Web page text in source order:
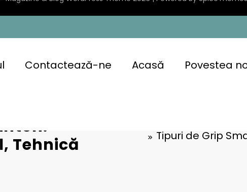
Contactează-ne Acasă Povestea
Tehnică
Tipuri de Grip